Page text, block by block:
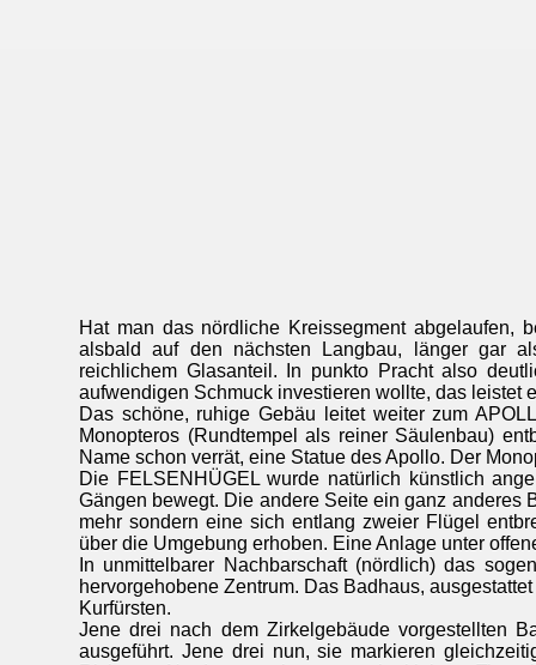
Hat man das nördliche Kreissegment abgelaufen,
alsbald auf den nächsten Langbau, länger gar
reichlichem Glasanteil. In punkto Pracht also
aufwendigen Schmuck investieren wollte, das leistet
Das schöne, ruhige Gebäu leitet weiter zum
Monopteros (Rundtempel als reiner Säulenbau)
Name schon verrät, eine Statue des Apollo. Der
Die FELSENHÜGEL wurde natürlich künstlich
Gängen bewegt. Die andere Seite ein ganz anderes
mehr sondern eine sich entlang zweier Flügel
über die Umgebung erhoben. Eine Anlage unter
In unmittelbarer Nachbarschaft (nördlich) das
hervorgehobene Zentrum. Das Badhaus,
Kurfürsten.
Jene drei nach dem Zirkelgebäude vorgestellten
ausgeführt. Jene drei nun, sie markieren